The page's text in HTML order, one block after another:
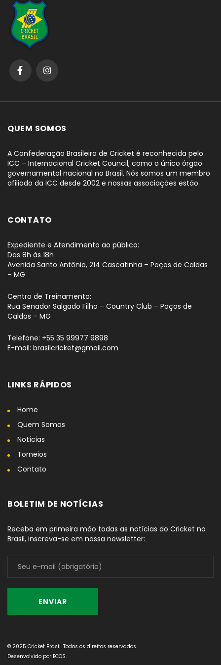
QUEM SOMOS
A Confederação Brasileira de Cricket é reconhecida pelo
ICC – Internacional Cricket Council, como o único órgão
governamental nacional no Brasil. Nós somos um membro
afiliado da ICC desde 2002 e nossas associações estão.
CONTATO
Expediente e Atendimento ao público:
Das 8h às 18h
Avenida Santo Antônio, 214 Cascatinha – Poços de Caldas
– MG
Centro de Treinamento:
Rua Senador Salgado Filho – Country Club – Poços de
Caldas – MG
Telefone: +55 35 99977 9898
E-mail: brasilcricket@gmail.com
LINKS RÁPIDOS
Home
Quem Somos
Notícias
Torneios
Contato
BOLETIM DE NOTÍCIAS
Receba em primeira mão todas as notícias do Cricket no
Brasil, inscreva-se em nossa newsletter:
© 2025 Cricket Brasil. Todos os direitos reservados.
Desenvolvido por ECOS.